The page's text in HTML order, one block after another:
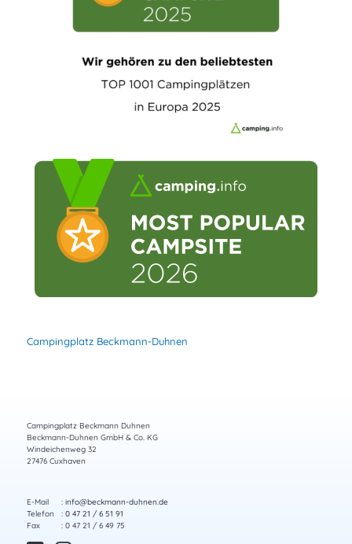
Campingplatz Beckmann-Duhnen
Campingplatz Beckmann Duhnen
Beckmann-Duhnen GmbH & Co. KG
Windeichenweg 32
27476 Cuxhaven
E-Mail : info@beckmann-duhnen.de
Telefon
: 0 47 21 / 6 51 91
Fax
: 0 47 21 / 6 49 75